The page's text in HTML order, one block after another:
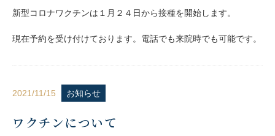
新型コロナワクチンは１月２４日から接種を開始します。
現在予約を受け付けております。電話でも来院時でも可能です。
2021/11/15 お知らせ
ワクチンについて